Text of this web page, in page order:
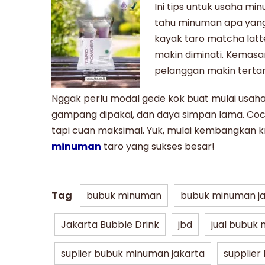
Ini tips untukusaha
tahu minuman apa
kayak taro matcha
makin diminati.
pelanggan makin
Nggak perlu modal gede kok buat mulai
gampang dipakai, dan daya simpan lama.
tapi cuan maksimal. Yuk, mulai kembangkan
minuman taroyang sukses besar!
Tag bubuk minuman bubuk minuman
Jakarta Bubble Drink jbd jual bubuk
suplier bubuk minuman jakarta supplier